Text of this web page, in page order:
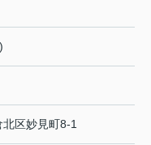
北区妙見町8-1